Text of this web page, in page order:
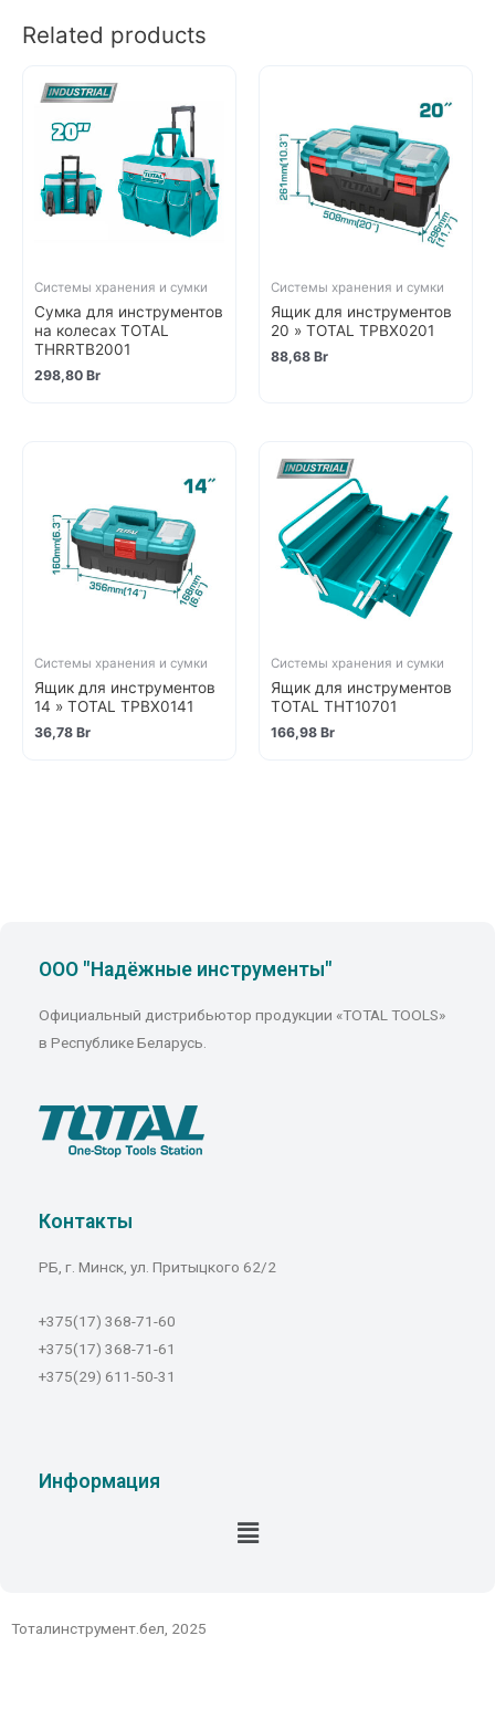
Related products
Системы хранения и сумки
Сумка для инструментов
на колесах TOTAL
THRRTB2001
298,80 Br
Системы хранения и сумки
Ящик для инструментов
20 » TOTAL TPBX0201
88,68 Br
Системы хранения и сумки
Ящик для инструментов
14 » TOTAL TPBX0141
36,78 Br
Системы хранения и сумки
Ящик для инструментов
TOTAL THT10701
166,98 Br
ООО "Надёжные инструменты"
Официальный дистрибьютор продукции «TOTAL TOOLS»
в Республике Беларусь.
Контакты
РБ, г. Минск, ул. Притыцкого 62/2
+375(17) 368-71-60
+375(17) 368-71-61
+375(29) 611-50-31
Информация
Тоталинструмент.бел, 2025